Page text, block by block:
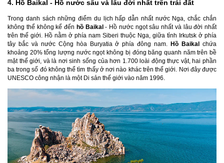
4. Hồ Baikal - Hồ nước sâu và lâu đời nhất trên trái đất
Trong danh sách những điểm du lịch hấp dẫn nhất nước Nga, chắc chắn
không thể không kể đến hồ Baikal - Hồ nước ngọt sâu nhất và lâu đời nhất
trên thế giới. Hồ nằm ở phía nam Siberi thuộc Nga, giữa tỉnh Irkutsk ở phía
tây bắc và nước Cộng hòa Buryatia ở phía đông nam. Hồ Baikal
chứa
khoảng 20% tổng lượng nước ngọt không bị đóng băng quanh năm trên bề
mặt thế giới, và là nơi sinh sống của hơn 1.700 loài động thực vật, hai phần
ba trong số đó không thể tìm thấy ở nơi nào khác trên thế giới. Nơi đây được
UNESCO công nhận là một Di sản thế giới vào năm 1996.